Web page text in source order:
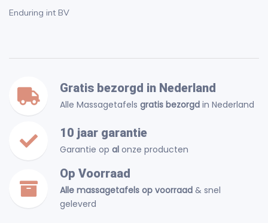
Enduring int BV
Gratis bezorgd in Nederland
Alle Massagetafels gratis bezorgd in Nederland
10 jaar garantie
Garantie op al onze producten
Op Voorraad
Alle massagetafels op voorraad & snel
geleverd